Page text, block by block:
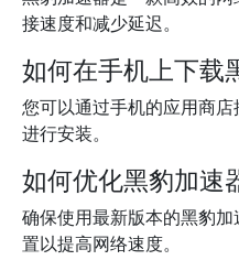
接速度和减少延迟。
如何在手机上下载
您可以通过手机的应用商店
进行安装。
如何优化黑豹加速
确保使用最新版本的黑豹
置以提高网络速度。